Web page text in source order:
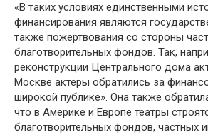
«В таких условиях единственными
финансирования являются
также пожертвования со стороны
благотворительных фондов. Так,
реконструкции Центрального дома
Москве актеры обратились за
широкой публике». Она также
что в Америке и Европе театры
благотворительных фондов, частных